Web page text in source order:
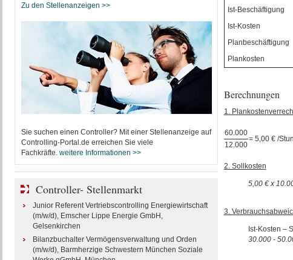
Ist-Beschäftigung
Ist-Kosten
Planbeschäftigung
Plankosten
Berechnungen
1.
60.000
= 5,00 € /
12.000
2. Sollkosten
5,00 € x
3.
Ist-Kosten –
30.000 -
Zu den Stellenanzeigen >>
Sie suchen einen Controller? Mit einer Stellenanzeige auf
Controlling-Portal.de erreichen Sie viele
Fachkräfte. weitere Informationen >>
Controller- Stellenmarkt
Junior Referent Vertriebscontrolling Energiewirtschaft
(m/w/d), Emscher Lippe Energie GmbH,
Gelsenkirchen
Bilanzbuchalter Vermögensverwaltung und Orden
(m/w/d), Barmherzige Schwestern München Soziale